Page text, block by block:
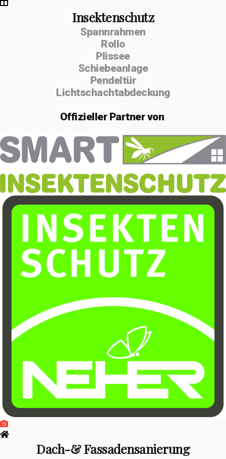
Insektenschutz
Spannrahmen
Rollo
Plissee
Schiebeanlage
Pendeltür
Lichtschachtabdeckung
OffiziellerPartner von
Dach-& Fassadensanierung